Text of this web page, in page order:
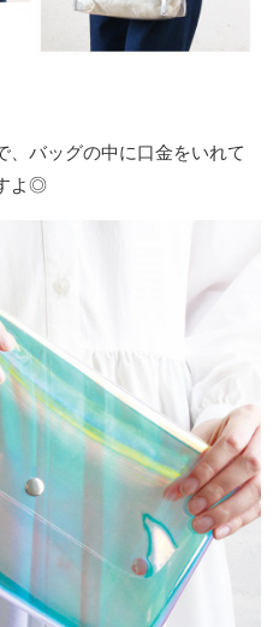
、バッグの中に口金をいれて
よ◎